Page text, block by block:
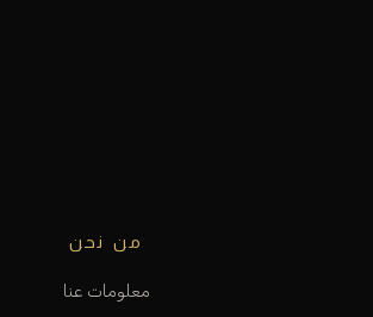
من نحن
معلومات عنا